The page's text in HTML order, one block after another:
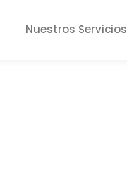
Nuestros Servicios